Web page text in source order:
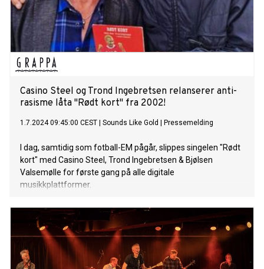
Casino Steel og Trond Ingebretsen relanserer anti-
rasisme låta "Rødt kort" fra 2002!
1.7.2024 09:45:00 CEST Sounds Like Gold Pressemelding
I dag, samtidig som fotball-EM pågår, slippes singelen "Rødt
kort" med Casino Steel, Trond Ingebretsen & Bjølsen
Valsemølle for første gang på alle digitale
musikkplattformer.